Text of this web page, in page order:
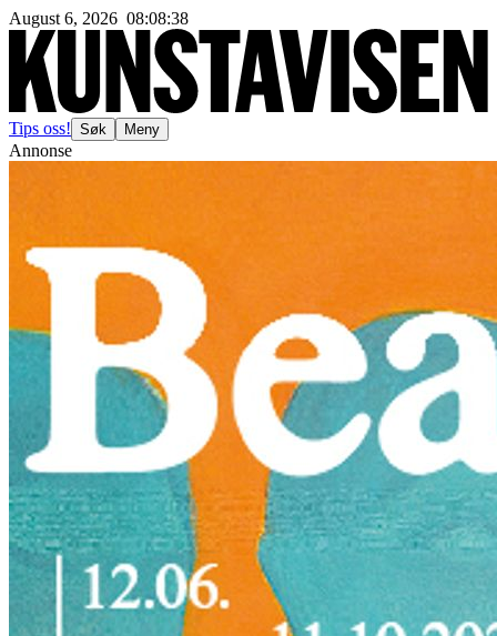
August 6, 2026 08:08:40
Tips oss! Søk Meny
Annonse